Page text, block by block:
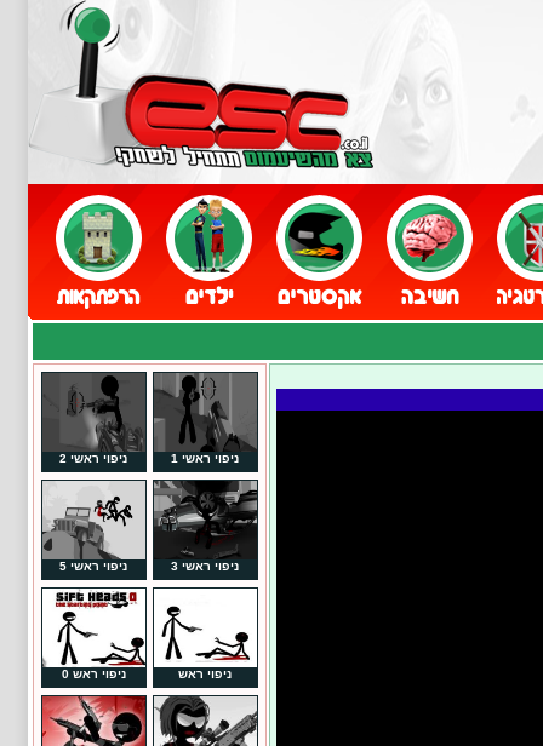
ניפוי ראשי 1 ניפוי ראשי 2
ניפוי ראשי 3 ניפוי ראשי 5
ניפוי ראש ניפוי ראש 0